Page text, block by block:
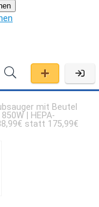
mit Beutel
| HEPA-
statt 175,99€